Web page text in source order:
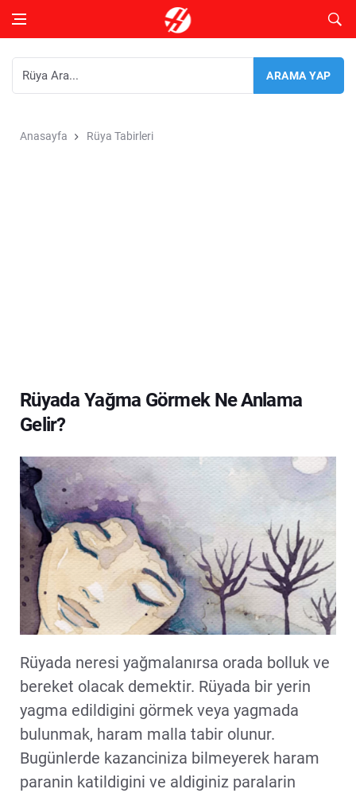
Anasayfa Rüya Tabirleri
Rüyada Yağma Görmek Ne Anlama
Gelir?
Rüyada neresi yağmalanırsa orada bolluk ve
bereket olacak demektir. Rüyada bir yerin
yagma edildigini görmek veya yagmada
bulunmak, haram malla tabir olunur.
Bugünlerde kazanciniza bilmeyerek haram
paranin katildigini ve aldiginiz paralarin